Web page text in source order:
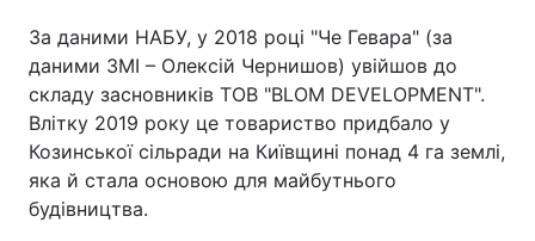
За даними НАБУ, у 2018 році "Че Гевара" (за
даними ЗМІ – Олексій Чернишов) увійшов до
складу засновників ТОВ "BLOM DEVELOPMENT".
Влітку 2019 року це товариство придбало у
Козинської сільради на Київщині понад 4 га землі,
яка й стала основою для майбутнього
будівництва.